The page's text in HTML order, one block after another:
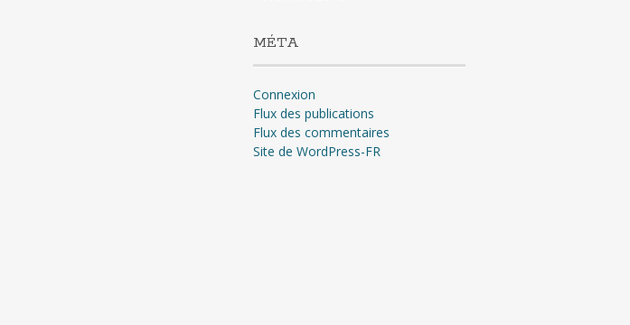
MÉTA
Connexion
Flux des publications
Flux des commentaires
Site de WordPress-FR